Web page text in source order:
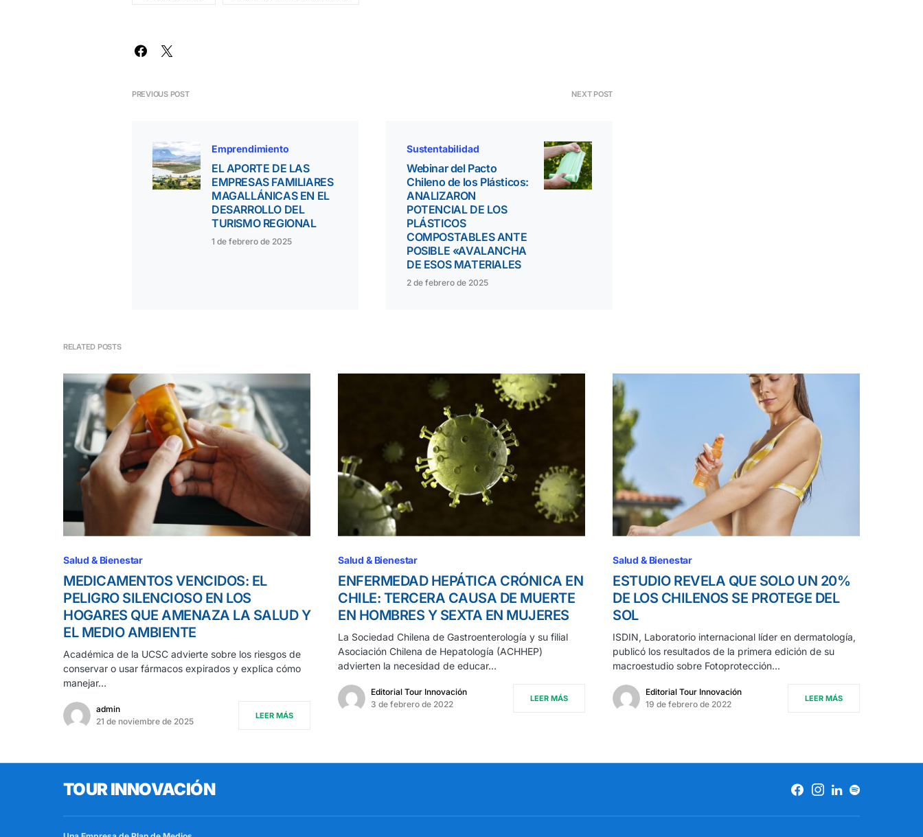
PREVIOUS POST
Emprendimiento
EL APORTE DE LAS
EMPRESAS FAMILIARES
MAGALLÁNICAS EN EL
DESARROLLO DEL
TURISMO REGIONAL
1 de febrero de 2025
NEXT POST
Sustentabilidad
Webinar del Pacto
Chileno de los Plásticos:
ANALIZARON
POTENCIAL DE LOS
PLÁSTICOS
COMPOSTABLES ANTE
POSIBLE «AVALANCHA
DE ESOS MATERIALES
2 de febrero de 2025
RELATED POSTS
Salud & Bienestar
MEDICAMENTOS VENCIDOS: EL
PELIGRO SILENCIOSO EN LOS
HOGARES QUE AMENAZA LA SALUD Y
EL MEDIO AMBIENTE
Académica de la UCSC advierte sobre los riesgos de
conservar o usar fármacos expirados y explica cómo
manejar…
admin
21 de noviembre de 2025
LEER MÁS
Salud & Bienestar
ENFERMEDAD HEPÁTICA CRÓNICA EN
CHILE: TERCERA CAUSA DE MUERTE
EN HOMBRES Y SEXTA EN MUJERES
La Sociedad Chilena de Gastroenterología y su filial
Asociación Chilena de Hepatología (ACHHEP)
advierten la necesidad de educar…
Editorial Tour Innovación
3 de febrero de 2022
LEER MÁS
Salud & Bienestar
ESTUDIO REVELA QUE SOLO UN 20%
DE LOS CHILENOS SE PROTEGE DEL
SOL
ISDIN, Laboratorio internacional líder en dermatología,
publicó los resultados de la primera edición de su
macroestudio sobre Fotoprotección…
Editorial Tour Innovación
19 de febrero de 2022
LEER MÁS
TOUR INNOVACIÓN